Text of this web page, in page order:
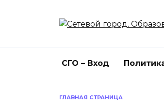
СГО – Вход
ГЛАВНАЯ СТРАНИЦА